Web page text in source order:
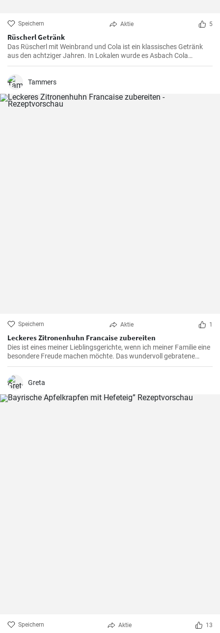
Speichern Aktie 5
Rüscherl Getränk
Das Rüscherl mit Weinbrand und Cola ist ein klassisches Getränk
aus den achtziger Jahren. In Lokalen wurde es Asbach Cola
genannt nach dem bekannten Weinbrand. Mischen sie es selber
Tammers
Speichern Aktie 1
Leckeres Zitronenhuhn Francaise zubereiten
Dies ist eines meiner Lieblingsgerichte, wenn ich meiner Familie eine
besondere Freude machen möchte. Das wundervoll gebratene
Hähnchen, mariniert in cremigem Eierteig und überzogen mit einer
zitronigen Sauce, ist immer wieder beeindruckend. Glauben Sie mir,
wenn Sie dieses schmackhafte Chicken Francaise einmal probiert
Greta
Speichern Aktie 13